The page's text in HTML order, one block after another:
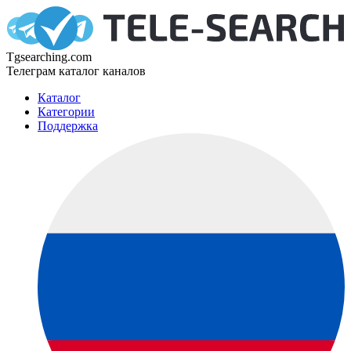
Tgsearching.com
Телеграм каталог каналов
Каталог
Категории
Поддержка